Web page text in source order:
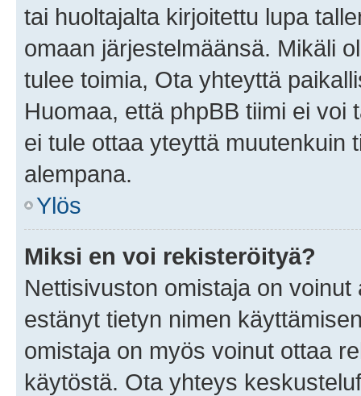
tai huoltajalta kirjoitettu lupa
omaan järjestelmäänsä. Mikäli
tulee toimia, Ota yhteyttä
Huomaa, että phpBB tiimi ei
ei tule ottaa yteyttä muutenkuin
alempana.
Ylös
Miksi en voi rekisteröityä?
Nettisivuston omistaja on
estänyt tietyn nimen
omistaja on myös voinut ottaa
käytöstä. Ota yhteys